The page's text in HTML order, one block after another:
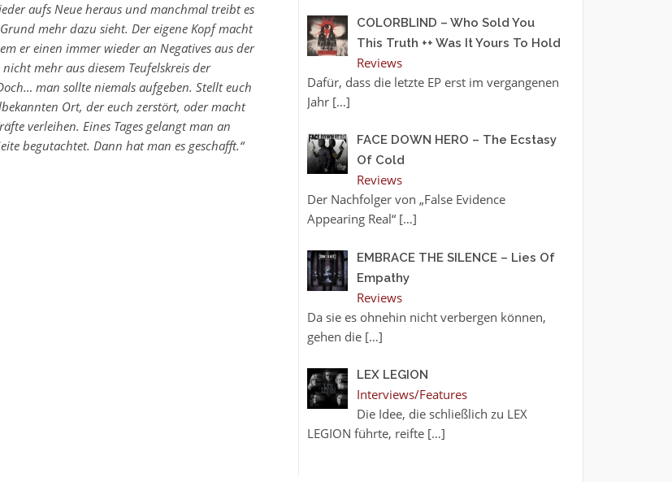
aufs Neue heraus und manchmal treibt es
mehr dazu sieht. Der eigene Kopf macht
er einen immer wieder an Negatives aus der
mehr aus diesem Teufelskreis der
man sollte niemals aufgeben. Stellt euch
Ort, der euch zerstört, oder macht
verleihen. Eines Tages gelangt man an
begutachtet. Dann hat man es geschafft.“
COLORBLIND – Who Sold You
This Truth ++ Was It Yours To Hold
Reviews
Dafür, dass die letzte EP erst im vergangenen
Jahr […]
FACE DOWN HERO – The Ecstasy
Of Cold
Reviews
Der Nachfolger von „False Evidence
Appearing Real“ […]
EMBRACE THE SILENCE – Lies Of
Empathy
Reviews
Da sie es ohnehin nicht verbergen können,
gehen die […]
LEX LEGION
Interviews/Features
Die Idee, die schließlich zu LEX
LEGION führte, reifte […]